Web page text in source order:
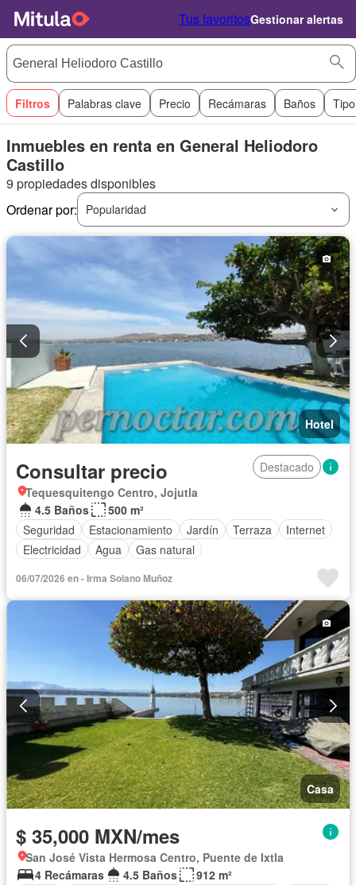
Tus favoritosGestionar alertas
Filtros Palabras clave Precio Recámaras Baños
Inmuebles en renta en General Heliodoro
Castillo
9 propiedades disponibles
Ordenar por:
Popularidad
Hotel
Consultar precio
Destacado
Tequesquitengo Centro, Jojutla
4.5 Baños
500 m²
Seguridad
Estacionamiento Jardín Terraza
Internet
Electricidad
Agua Gas natural
06/07/2026 en - Irma Solano Muñoz
Casa
$ 35,000 MXN/mes
San José Vista Hermosa Centro, Puente de Ixtla
4 Recámaras
4.5 Baños
912 m²